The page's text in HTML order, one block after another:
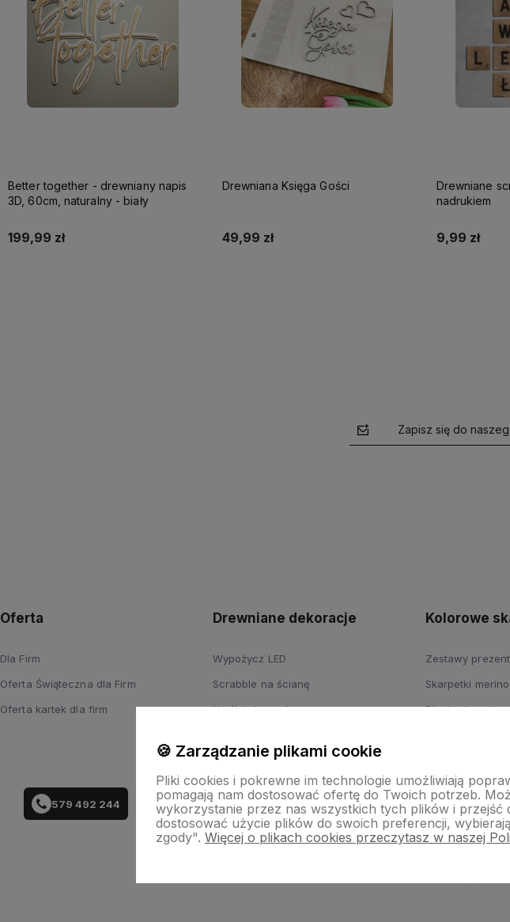
579 492 244
Better together - drewniany napis
3D, 60cm, naturalny - biały
199,99 zł
Drewniana Księga Gości
49,99 zł
Drewniane
nadrukiem
9,99 zł
Zapisz się do
Oferta
Dla Firm
Oferta Świąteczna dla Firm
Oferta kartek dla firm
Drewniane dekoracje
Wypożycz LED
Scrabble na ścianę
Na ślub i wesele
Kolorowe
Zestawy
Skarpetki merino
Długie skarpety
🍪 Zarządzanie plikami cookie
Pliki cookies i pokrewne im technologie umożliwiają
pomagają nam dostosować ofertę do Twoich potrzeb.
wykorzystanie przez nas wszystkich tych plików i przejść
dostosować użycie plików do swoich preferencji,
zgody". Więcej o plikach cookies przeczytasz w naszej